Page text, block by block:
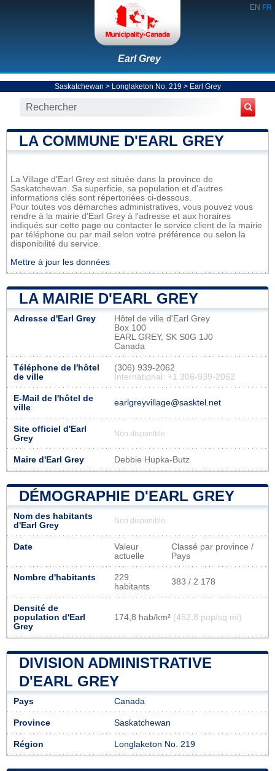
EN FR
Earl Grey
Saskatchewan > Longlaketon No. 219> Earl Grey
LA COMMUNE D'EARL GREY
La Village d'Earl Grey est située dans la province de
Saskatchewan. Sa superficie, sa population et d'autres
informations clés sont répertoriées ci-dessous.
Pour toutes vos démarches administratives, vous pouvez vous
rendre à la mairie d'Earl Grey à l'adresse et aux horaires
indiqués sur cette page ou contacter le service client de la mairie
par téléphone ou par mail selon votre préférence ou selon la
disponibilité du service.
Mettre à jour les données
LA MAIRIE D'EARL GREY
Adresse d'Earl Grey
Hôtel de ville d'Earl Grey
Box 100
EARL GREY, SK S0G 1J0
Canada
Téléphone de l'hôtel
de ville
(306) 939-2062
International: +1 306-939-2062
E-Mail de l'hôtel de
ville
earlgreyvillage@sasktel.net
Site officiel d'Earl
Grey
Non disponible
Maire d'Earl Grey Debbie Hupka-Butz
DÉMOGRAPHIE D'EARL GREY
Nom des habitants
d'Earl Grey
Non disponible
Date
Valeur
actuelle
Classé par province /
Pays
Nombre d'habitants
229
habitants
383 / 2 178
Densité de
population d'Earl
Grey
174,8 hab/km² (452,8 pop/sq mi)
DIVISION ADMINISTRATIVE
D'EARL GREY
Pays Canada
Province Saskatchewan
Région Longlaketon No. 219